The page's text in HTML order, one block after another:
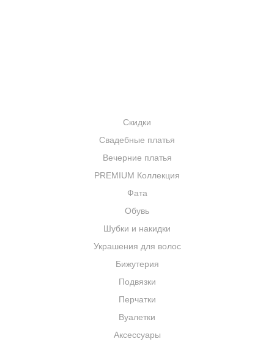
Скидки
Свадебные платья
Вечерние платья
PREMIUM Коллекция
Фата
Обувь
Шубки и накидки
Украшения для волос
Бижутерия
Подвязки
Перчатки
Вуалетки
Аксессуары